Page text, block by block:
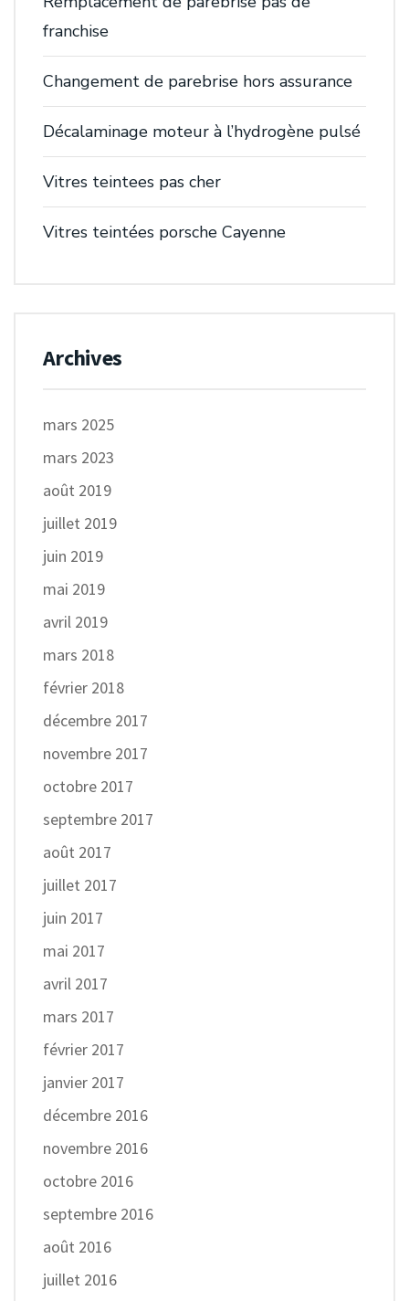
franchise
Changement de parebrise hors assurance
Décalaminage moteur à l’hydrogène pulsé
Vitres teintees pas cher
Vitres teintées porsche Cayenne
Archives
mars 2025
mars 2023
août 2019
juillet 2019
juin 2019
mai 2019
avril 2019
mars 2018
février 2018
décembre 2017
novembre 2017
octobre 2017
septembre 2017
août 2017
juillet 2017
juin 2017
mai 2017
avril 2017
mars 2017
février 2017
janvier 2017
décembre 2016
novembre 2016
octobre 2016
septembre 2016
août 2016
juillet 2016